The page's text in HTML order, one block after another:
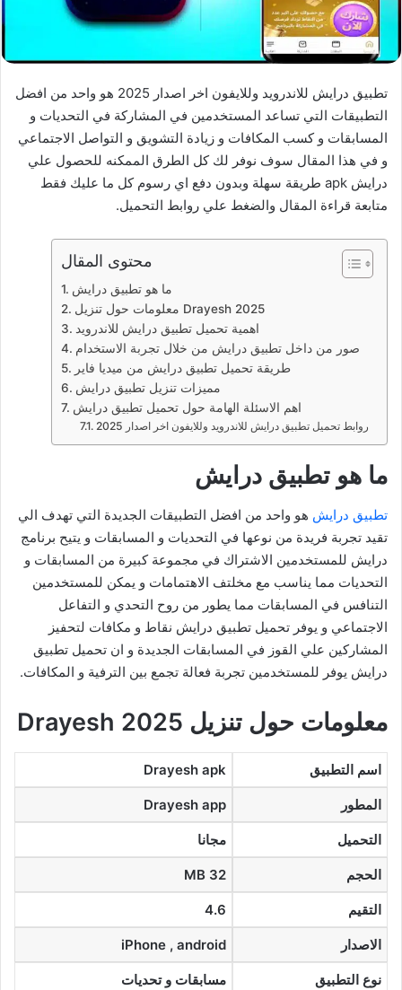
تطبيق درايش للاندرويد وللايفون اخر اصدار 2025 هو واحد من افضل
التطبيقات التي تساعد المستخدمين في المشاركة في التحديات و
المسابقات و كسب المكافات و زيادة التشويق و التواصل الاجتماعي
و في هذا المقال سوف نوفر لك كل الطرق الممكنه للحصول علي
درايش apk طريقة سهلة وبدون دفع اي رسوم كل ما عليك فقط
متابعة قراءة المقال والضغط علي روابط التحميل.
محتوى المقال
ما هو تطبيق درايش
معلومات حول تنزيل Drayesh 2025
اهمية تحميل تطبيق درايش للاندرويد
صور من داخل تطبيق درايش من خلال تجربة الاستخدام
طريقة تحميل تطبيق درايش من ميديا فاير
مميزات تنزيل تطبيق درايش
اهم الاسئلة الهامة حول تحميل تطبيق درايش
روابط تحميل تطبيق درايش للاندرويد وللايفون اخر اصدار 2025
ما هو تطبيق درايش
تطبيق درايش هو واحد من افضل التطبيقات الجديدة التي تهدف الي
تقيد تجربة فريدة من نوعها في التحديات و المسابقات و يتيح برنامج
درايش للمستخدمين الاشتراك في مجموعة كبيرة من المسابقات و
التحديات مما يناسب مع مخلتف الاهتمامات و يمكن للمستخدمين
التنافس في المسابقات مما يطور من روح التحدي و التفاعل
الاجتماعي و يوفر تحميل تطبيق درايش نقاط و مكافات لتحفيز
المشاركين علي القوز في المسابقات الجديدة و ان تحميل تطبيق
درايش يوفر للمستخدمين تجربة فعالة تجمع بين الترفية و المكافات.
معلومات حول تنزيل Drayesh 2025
اسم التطبيق Drayesh apk
المطور Drayesh app
التحميل مجانا
الحجم 32 MB
التقيم 4.6
الاصدار iPhone , android
نوع التطبيق مسابقات و تحديات